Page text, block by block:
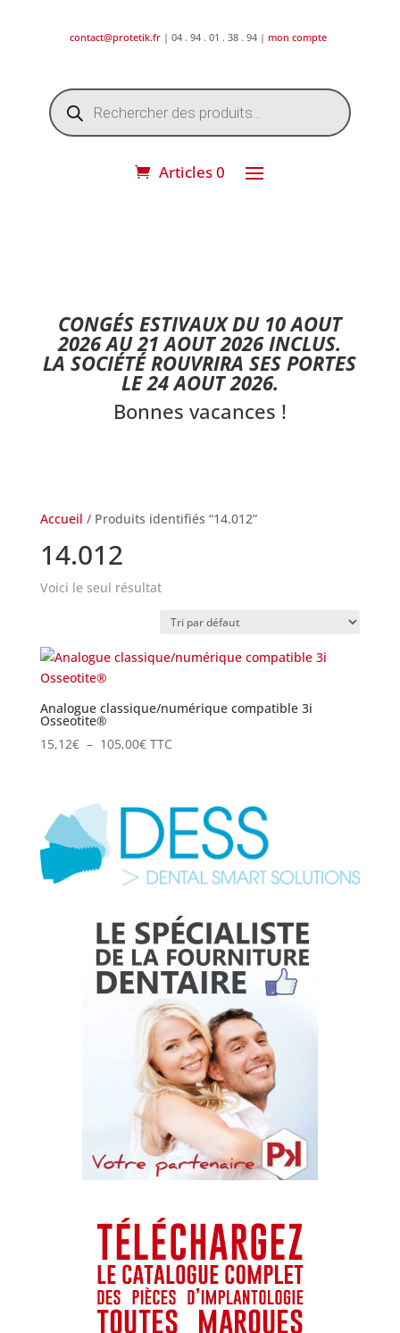
contact@protetik.fr | 04 . 94 . 01 . 38 . 94 | mon compte
Recherche
de
produits
Articles 0
CONGÉS ESTIVAUX DU 10 AOUT
2026 AU 21 AOUT 2026 INCLUS.
LA SOCIÉTÉ ROUVRIRA SES PORTES
LE 24 AOUT 2026.
Bonnes vacances !
Accueil / Produits identifiés “14.012”
14.012
Voici le seul résultat
Analogue classique/numérique compatible 3i
Osseotite®
15,12€ – 105,00€Plage
15,12€
105,00€
TTC